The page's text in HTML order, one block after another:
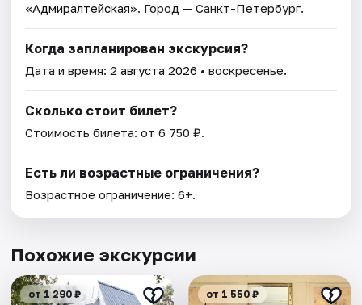
«Адмиралтейская». Город — Санкт-Петербург.
Когда запланирован экскурсия?
Дата и время:2 августа 2026 • воскресенье.
Сколько стоит билет?
Стоимость билета: от 6 750 ₽.
Есть ли возрастные ограничения?
Возрастное ограничение: 6+.
Похожие экскурсии
от 1 290 ₽ от 1 550 ₽